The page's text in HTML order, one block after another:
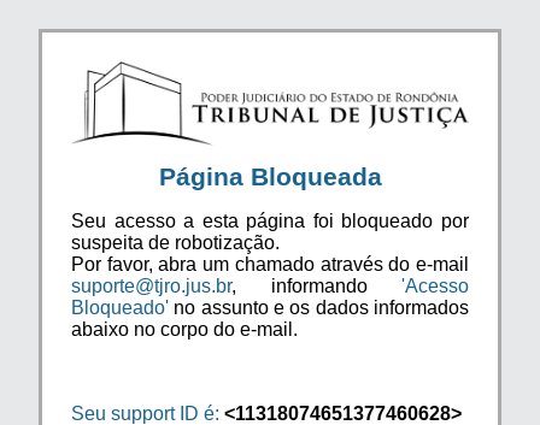
Página Bloqueada
Seu acesso a esta página foi bloqueado por
suspeita de robotização.
Por favor, abra um chamado através do e-mail
suporte@tjro.jus.br, informando 'Acesso
Bloqueado' no assunto e os dados informados
abaixo no corpo do e-mail.
Seu support ID é: <11318074651377460628>